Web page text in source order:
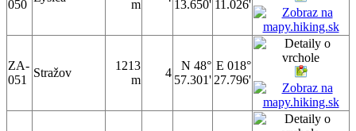
050 m 13.650' 11.026'
ZA-
051
Stražov
1213
m
4
N 48°
57.301'
E 018°
27.796'